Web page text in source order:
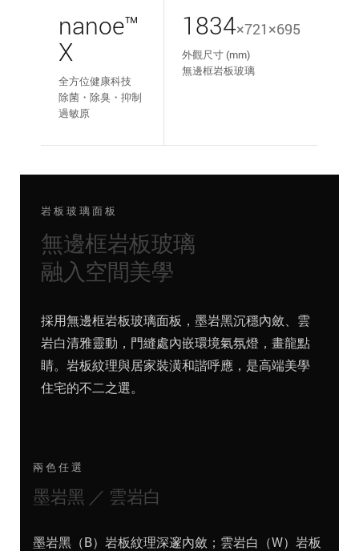
nanoe™
X
全方位健康科技
除菌・除臭・抑制
過敏原
1834×721×695
外觀尺寸 (mm)
無邊框岩板玻璃
岩板玻璃面板
無邊框岩板玻璃
融入空間美學
採用無邊框岩板玻璃面板，墨岩黑沉穩內斂、雲
岩白清雅靈動，門縫處內嵌環境氣氛燈，畫龍點
睛。岩板紋理與居家裝潢和諧呼應，是高端美學
住宅的不二之選。
兩色任選
墨岩黑 ／ 雲岩白
墨岩黑（B）岩板紋理深邃內斂；雲岩白（W）岩板